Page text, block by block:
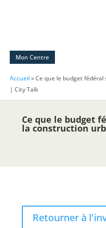
Mon Centre
Accueil»Ce que le budget
| City Talk
Ce que le budget
la construction
Retourner à